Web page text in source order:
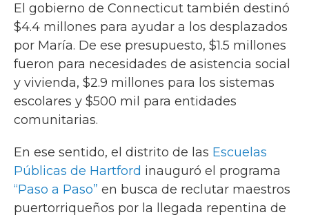
El gobierno de Connecticut también destinó
$4.4 millones para ayudar a los desplazados
por María. De ese presupuesto, $1.5 millones
fueron para necesidades de asistencia social
y vivienda, $2.9 millones para los sistemas
escolares y $500 mil para entidades
comunitarias.
En ese sentido, el distrito de las Escuelas
Públicas de Hartford inauguró el programa
“Paso a Paso” en busca de reclutar maestros
puertorriqueños por la llegada repentina de